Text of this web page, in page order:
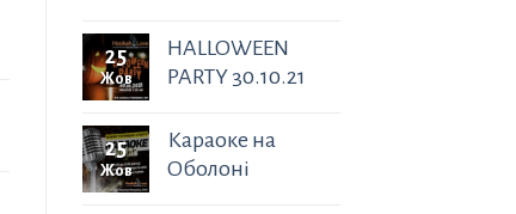
25
Жов
HALLOWEEN
PARTY 30.10.21
25
Жов
Караоке на
Оболоні